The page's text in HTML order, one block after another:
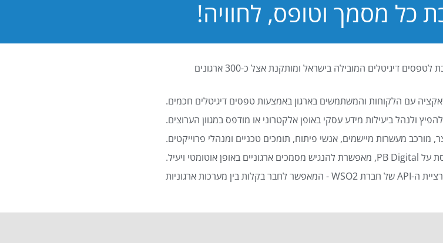
PB Digital (PrintBOS Digital) הינה המערכת לטפסים דיגיטלים המובילה בישראל ומותקנת אצל כ-300 ארגונים
עם הלקוחות והמשתמשים בארגון באמצעות טפסים דיגיטלים חכמים.
ולנהל ביעילות מידע עסקי באופן אלקטרוני או מודפס במגוון הערוצים.
מעשרות מיישמים, אנשי פיתוח, תומכים טכניים ומנהלי פרוייקטים.